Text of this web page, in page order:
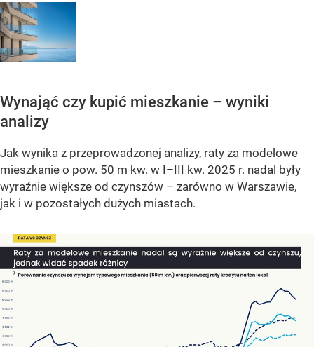
Wynająć czy kupić mieszkanie – wyniki
analizy
Jak wynika z przeprowadzonej analizy, raty za modelowe
mieszkanie o pow. 50 m kw. w I–III kw. 2025 r. nadal były
wyraźnie większe od czynszów – zarówno w Warszawie,
jak i w pozostałych dużych miastach.